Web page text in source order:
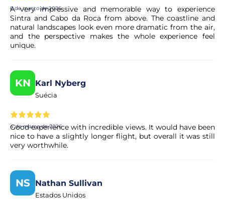
6 de março de 2026
A very impressive and memorable way to experience
Sintra and Cabo da Roca from above. The coastline and
natural landscapes look even more dramatic from the air,
and the perspective makes the whole experience feel
unique.
KN Karl Nyberg
Suécia
4 de março de 2026
Good experience with incredible views. It would have been
nice to have a slightly longer flight, but overall it was still
very worthwhile.
NS Nathan Sullivan
Estados Unidos